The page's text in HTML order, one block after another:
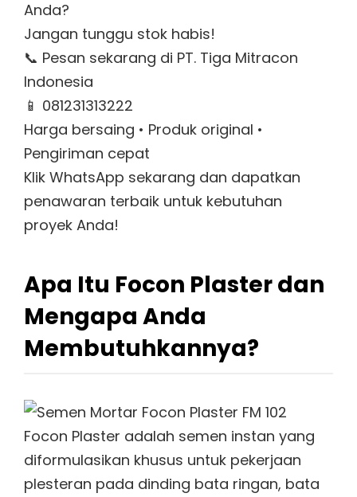
Anda?
Jangan tunggu stok habis!
📞 Pesan sekarang di PT. Tiga Mitracon
Indonesia
📱 081231313222
Harga bersaing • Produk original •
Pengiriman cepat
Klik WhatsApp sekarang dan dapatkan
penawaran terbaik untuk kebutuhan
proyek Anda!
Apa Itu Focon Plaster dan
Mengapa Anda
Membutuhkannya?
Focon Plaster adalah semen instan yang
diformulasikan khusus untuk pekerjaan
plesteran pada dinding bata ringan, bata